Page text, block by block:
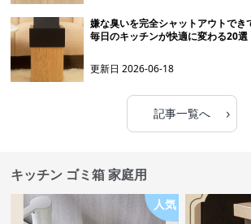
嫌な臭いを完全シャットアウトでき
毎日のキッチンが快適に変わる20選
更新日2026-06-18
記事一覧へ ›
キッチン ゴミ箱 家庭用
人気